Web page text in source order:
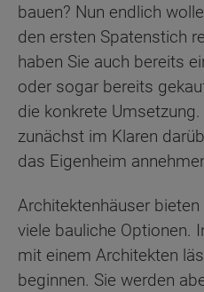
bauen? Nun endlich
den ersten Spatenstich
haben Sie auch bereits
oder sogar bereits
die konkrete
zunächst im Klaren
das Eigenheim
Architektenhäuser
viele bauliche Optionen.
mit einem Architekten
beginnen. Sie werden